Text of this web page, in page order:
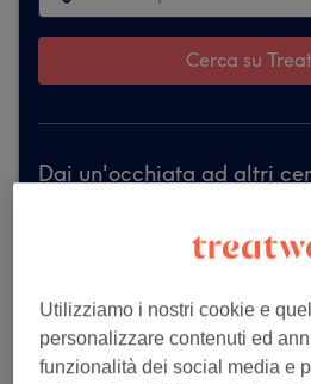
Cerca su
Dai un'occhiata ad altri
Utilizziamo i nostri cookie e
personalizzare contenuti ed
funzionalità dei social media e